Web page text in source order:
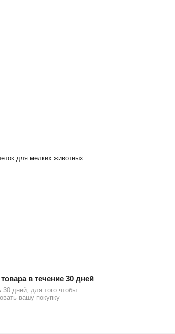
для мелких животных
в течение 30 дней
30 дней, для того чтобы
вашу покупку